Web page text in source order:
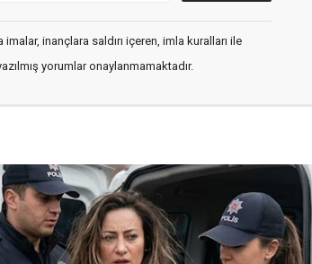
inançlara saldırı içeren, imla kuralları ile
yorumlar onaylanmamaktadır.